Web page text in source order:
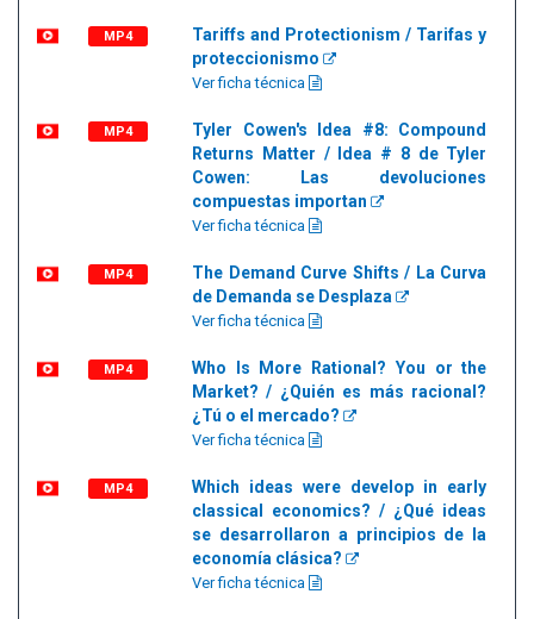
MP4
Tariffs and Protectionism / Tarifas y
proteccionismo
Ver ficha técnica
MP4
Tyler Cowen's Idea #8: Compound
Returns Matter / Idea # 8 de Tyler
Cowen: Las devoluciones
compuestas importan
Ver ficha técnica
MP4
The Demand Curve Shifts / La Curva
de Demanda se Desplaza
Ver ficha técnica
MP4
Who Is More Rational? You or the
Market? / ¿Quién es más racional?
¿Tú o el mercado?
Ver ficha técnica
MP4
Which ideas were develop in early
classical economics? / ¿Qué ideas
se desarrollaron a principios de la
economía clásica?
Ver ficha técnica